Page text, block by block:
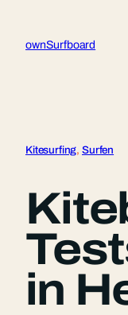
springen
ownSurfboard
Kitesurfing, Surfen
in